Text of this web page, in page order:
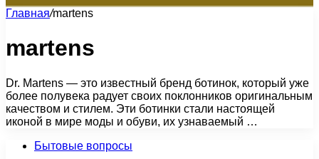
Главная/martens
martens
Dr. Martens — это известный бренд ботинок, который уже
более полувека радует своих поклонников оригинальным
качеством и стилем. Эти ботинки стали настоящей
иконой в мире моды и обуви, их узнаваемый …
Бытовые вопросы